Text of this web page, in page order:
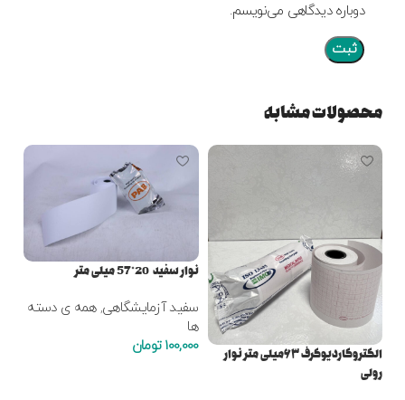
دوباره دیدگاهی می‌نویسم.
محصولات مشابه
الکتروکاردیوگرف ۶۳میلی متر نوار
رولی
نوار سفید 20*57 میلی متر
سفید آزمایشگاهی,همه ی دسته
ها
100,000 تومان